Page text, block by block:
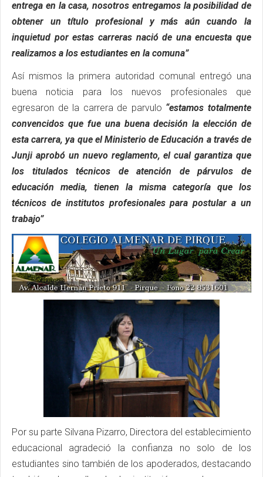
entrega en la casa, nosotros entregamos la posibilidad de
obtener un título profesional y más aún cuando la
inquietud por estas carreras nació de una encuesta que
realizamos a los estudiantes en la comuna”
Así mismos la primera autoridad comunal entregó una
buena noticia para los nuevos profesionales que
egresaron de la carrera de parvulo “estamos totalmente
convencidos que fue una buena decisión la elección de
esta carrera, ya que el Ministerio de Educación a través de
Junji aprobó un nuevo reglamento, el cual garantiza que
los titulados técnicos de atención de párvulos de
educación media, tienen la misma categoría que los
técnicos de institutos profesionales para postular a un
trabajo”
Por su parte Silvana Pizarro, Directora del establecimiento
educacional agradeció la confianza no solo de los
estudiantes sino también de los apoderados, destacando